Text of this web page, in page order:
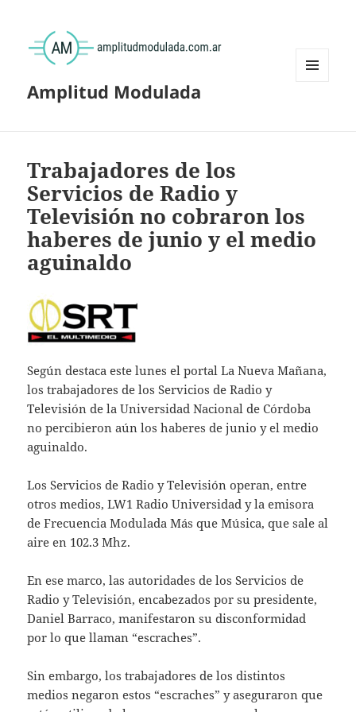
Amplitud Modulada
Trabajadores de los
Servicios de Radio y
Televisión no cobraron los
haberes de junio y el medio
aguinaldo
Según destaca este lunes el portal La Nueva Mañana,
los trabajadores de los Servicios de Radio y
Televisión de la Universidad Nacional de Córdoba
no percibieron aún los haberes de junio y el medio
aguinaldo.
Los Servicios de Radio y Televisión operan, entre
otros medios, LW1 Radio Universidad y la emisora
de Frecuencia Modulada Más que Música, que sale al
aire en 102.3 Mhz.
En ese marco, las autoridades de los Servicios de
Radio y Televisión, encabezados por su presidente,
Daniel Barraco, manifestaron su disconformidad
por lo que llaman “escraches”.
Sin embargo, los trabajadores de los distintos
medios negaron estos “escraches” y aseguraron que